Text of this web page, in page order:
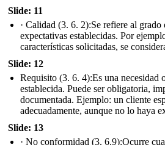
Slide: 11
· Calidad (3. 6. 2):Se refiere al grado
expectativas establecidas. Por
características solicitadas, se
Slide: 12
Requisito (3. 6. 4):Es una necesidad
establecida. Puede ser obligatoria,
documentada. Ejemplo: un cliente
adecuadamente, aunque no lo haya
Slide: 13
· No conformidad (3. 6.9):Ocurre